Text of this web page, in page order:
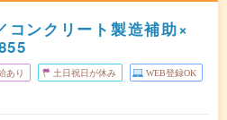
コンクリート製造補助×
あり 土日祝日が休み WEB登録OK